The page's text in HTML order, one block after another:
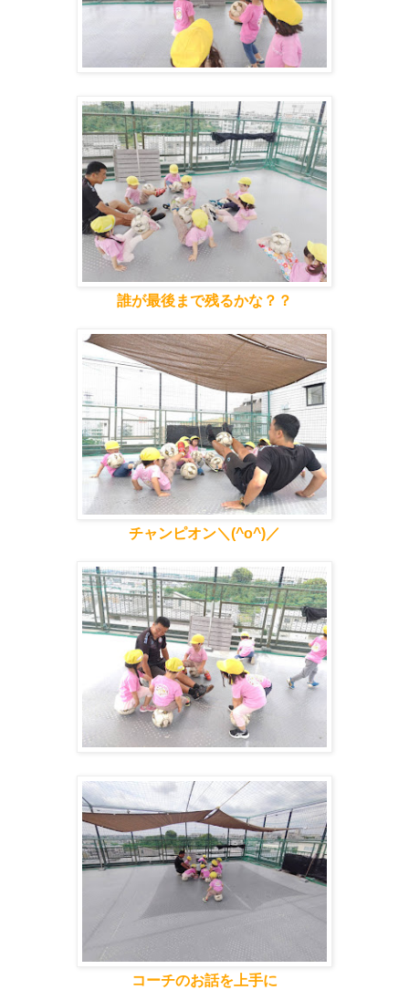
誰が最後まで残るかな？？
チャンピオン＼(^o^)／
コーチのお話を上手に